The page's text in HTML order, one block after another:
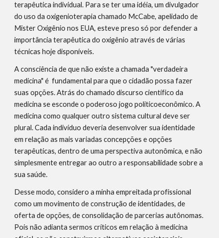
terapêutica individual. Para se ter uma idéia, um divulgador
do uso da oxigenioterapia chamado McCabe, apelidado de
Mister Oxigênio nos EUA, esteve preso só por defender a
importância terapêutica do oxigênio através de várias
técnicas hoje disponíveis.
A consciência de que não existe a chamada "verdadeira
medicina" é fundamental para que o cidadão possa fazer
suas opções. Atrás do chamado discurso científico da
medicina se esconde o poderoso jogo politicoeconômico. A
medicina como qualquer outro sistema cultural deve ser
plural. Cada indivíduo deveria desenvolver sua identidade
em relação as mais variadas concepções e opções
terapêuticas, dentro de uma perspectiva autonômica, e não
simplesmente entregar ao outro a responsabilidade sobre a
sua saúde.
Desse modo, considero a minha empreitada profissional
como um movimento de construção de identidades, de
oferta de opções, de consolidação de parcerias autônomas.
Pois não adianta sermos críticos em relação à medicina